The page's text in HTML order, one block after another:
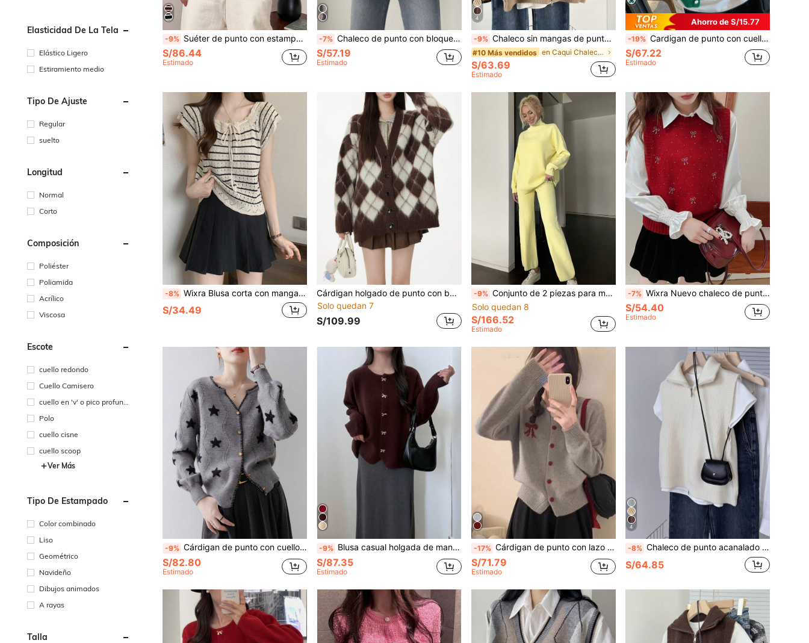
Elasticidad De La Tela
Elástico Ligero
Estiramiento medio
Tipo De Ajuste
Regular
suelto
Longitud
Normal
Corto
Composición
Poliéster
Poliamida
Acrílico
Viscosa
Escote
cuello redondo
Cuello Camisero
cuello en 'v' o pico profund
Polo
cuello cisne
cuello scoop
Ver Más
Tipo De Estampado
Color combinado
Liso
Geométrico
Navideño
Dibujos animados
A rayas
Talla
-9% Suéter de punto con estampado de rayas, cuello con cremallera, corte holgado, casual para otoño
S/86.44
Estimado
-7% Chaleco de punto con bloqueo de color estilo universitario retro, sin camisa
S/57.19
Estimado
4
-9% Chaleco sin mangas de punto acanalado nuevo para otoño/invierno, color café, con doble cremallera, esencial casual para capas de uso diario en otoño
#10 Más vendidos en Caqui Chalecos tipo suéter para mujer
S/63.69
Estimado
Ahorro de S/15.77
-19% Cardigan de punto con cuello en V, estampado de cuadros de diamante vintage, manga larga, top casual de otoño
S/67.22
Estimado
-8% Wixra Blusa corta con manga corta de encaje calado floral tipo crochet francés, camiseta corta de verano versátil y suave de moda para mujer
S/34.49
Cárdigan holgado de punto con botones delanteros, de manga larga y patrón de diamantes vintage, tops de manga larga casuales
Solo quedan 7
S/109.99
-9% Conjunto de 2 piezas para mujer, suéter de manga larga con hombros caídos de unicolor y pantalones largos de punto, ropa casual para otoño/invierno
Solo quedan 8
S/166.52
Estimado
-7% Wixra Nuevo chaleco de punto con lazo de strass rojo y estilo lindo para mujer, cárdigan holgado de punto, estilo romántico para una cita navideña
S/54.40
Estimado
-9% Cárdigan de punto con cuello en V, botones delanteros y manga larga con estampado de estrella de moda
S/82.80
Estimado
-9% Blusa casual holgada de manga larga con decoración de lazo para mujer, uso diario, marrón, otoño
S/87.35
Estimado
-17% Cárdigan de punto con lazo y botón, blusa de manga larga para primavera y otoño de uso casual
S/71.79
Estimado
4
-8% Chaleco de punto acanalado nuevo para otoño/invierno, color café, sin mangas, doble cremallera, esencial de capas para uso casual y diario, blanco otoño
S/64.85